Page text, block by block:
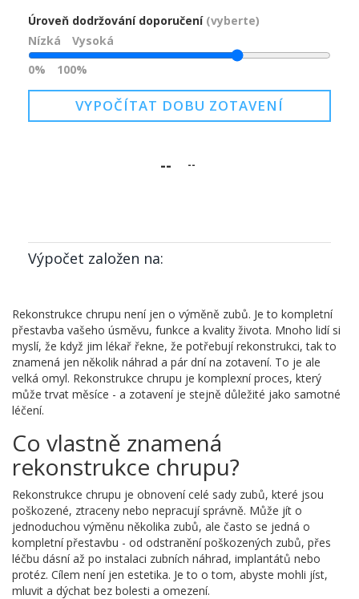
Úroveň dodržování doporučení (vyberte)
Nízká
Vysoká
0%
100%
VYPOČÍTAT DOBU ZOTAVENÍ
-- --
Výpočet založen na:
Rekonstrukce chrupu není jen o výměně zubů. Je to kompletní
přestavba vašeho úsměvu, funkce a kvality života. Mnoho lidí si
myslí, že když jim lékař řekne, že potřebují rekonstrukci, tak to
znamená jen několik náhrad a pár dní na zotavení. To je ale
velká omyl. Rekonstrukce chrupu je komplexní proces, který
může trvat měsíce - a zotavení je stejně důležité jako samotné
léčení.
Co vlastně znamená
rekonstrukce chrupu?
Rekonstrukce chrupu je obnovení celé sady zubů, které jsou
poškozené, ztraceny nebo nepracují správně. Může jít o
jednoduchou výměnu několika zubů, ale často se jedná o
kompletní přestavbu - od odstranění poškozených zubů, přes
léčbu dásní až po instalaci zubních náhrad, implantátů nebo
protéz. Cílem není jen estetika. Je to o tom, abyste mohli jíst,
mluvit a dýchat bez bolesti a omezení.